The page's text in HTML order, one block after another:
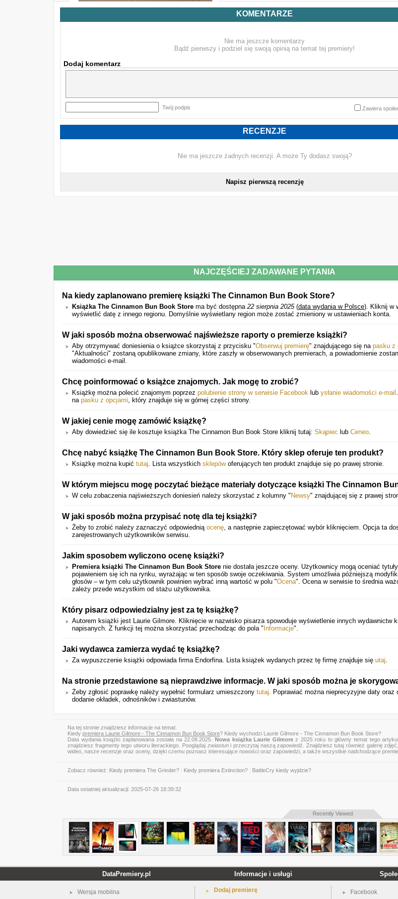
Pewnego dnia dziewczyna znajduje w książce tajemniczą
bardzo ją intryguje. Z czasem na stronach kolejnych
Dziewczyna potrzebuje jednak wsparcia.
I choć Hazel wcale nie szuka miłości, wskazówki z książki
do nieznanych dotąd uczuć oraz zakątków Dream Harbor.
chemia może być równie gorąca jak świeżo upieczone
KOMENTARZE
Nie ma jeszcze komentarzy
Bądź pierwszy i podziel się swoją opinią na temat tej premiery!
Dodaj komentarz
Twój podpis Zawiera
RECENZJE
Nie ma jeszcze żadnych recenzji. A może Ty dodasz swoją?
Napisz pierwszą recenzję
NAJCZĘŚCIEJ ZADAWANE PYTANIA
Na kiedy zaplanowano premierę książki The Cinnamon Bun Book Store?
Książka The Cinnamon Bun Book Store ma być dostępna 22 sierpnia 2025(data wydania w Polsce). Kliknij w
wyświetlić datę z innego regionu. Domyślnie wyświetlany region może zostać zmieniony w ustawieniach konta.
W jaki sposób można obserwować najświeższe raporty o premierze książki?
Aby otrzymywać doniesienia o książce skorzystaj z przycisku "Obserwuj premierę" znajdującego się na pasku z
"Aktualności" zostaną opublikowane zmiany, które zaszły w obserwowanych premierach, a powiadomienie
wiadomości e-mail.
Chcę poinformować o książce znajomych. Jak mogę to zrobić?
Książkę można polecić znajomym poprzez polubienie strony w serwisie Facebook lub ysłanie wiadomości e-mail
na pasku z opcjami, który znajduje się w górnej części strony.
W jakiej cenie mogę zamówić książkę?
Aby dowiedzieć się ile kosztuje książka The Cinnamon Bun Book Store kliknij tutaj: Skąpiec lub Ceneo.
Chcę nabyć książkę The Cinnamon Bun Book Store. Który sklep oferuje ten produkt?
Książkę można kupić tutaj. Lista wszystkich sklepówoferujących ten produkt znajduje się po prawej stronie.
W którym miejscu mogę poczytać bieżące materiały dotyczące książki The Cinnamon
W celu zobaczenia najświeższych doniesień należy skorzystać z kolumny " Newsy" znajdującej się z prawej
W jaki sposób można przypisać notę dla tej książki?
Żeby to zrobić należy zaznaczyć odpowiednią ocenę, a następnie zapieczętować wybór kliknięciem. Opcja ta
zarejestrowanych użytkowników serwisu.
Jakim sposobem wyliczono ocenę książki?
Premiera książki The Cinnamon Bun Book Store nie dostała jeszcze oceny. Użytkownicy mogą oceniać
pojawieniem się ich na rynku, wyrażając w ten sposób swoje oczekiwania. System umożliwia późniejszą
głosów – w tym celu użytkownik powinien wybrać inną wartość w polu "Ocena". Ocena w serwisie to średnia
zależy przede wszystkim od stażu użytkownika.
Który pisarz odpowiedzialny jest za tę książkę?
Autorem książki jest Laurie Gilmore. Kliknięcie w nazwisko pisarza spowoduje wyświetlenie innych wydawnictw
napisanych. Z funkcji tej można skorzystać przechodząc do pola " Informacje".
Jaki wydawca zamierza wydać tę książkę?
Za wypuszczenie książki odpowiada firma Endorfina. Lista książek wydanych przez tę firmę znajduje się utaj.
Na stronie przedstawione są nieprawdziwe informacje. W jaki sposób można je
Żeby zgłosić poprawkę należy wypełnić formularz umieszczony tutaj. Poprawiać można nieprecyzyjne daty oraz
dodanie okładek, odnośników i zwiastunów.
Na tej stronie znajdziesz informacje na temat:
Kiedy premiera Laurie Gilmore - The Cinnamon Bun Book Store? Kiedy wychodzi Laurie Gilmore - The Cinnamon Bun Book Store?
Data wydania książki zaplanowana została na 22.08.2025. Nowa książka Laurie Gilmorez 2025 roku to główny temat tego
znajdziesz fragmenty tego utworu literackiego. Pooglądaj zwiastuni przeczytaj naszą zapowiedź. Znajdziesz tutaj również galerię
wideo, nasze recenzje oraz oceny, dzięki czemu poznasz interesujące nowości oraz zapowiedzi, a także wszystkie nadchodzące
Zobacz również: Kiedy premiera The Grinder? Kiedy premiera Extinction? BattleCry kiedy wyjdzie?
Data ostatniej aktualizacji: 2025-07-26 18:39:32
NOWA
Recently Viewed
DataPremiery.pl
Wersja mobilna
Informacje i usługi
Dodaj premierę
Facebook